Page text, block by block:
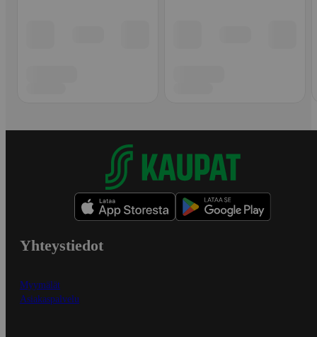
Yhteystiedot
Myymälät
Asiakaspalvelu